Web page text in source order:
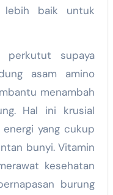
lebih baik untuk
perkutut supaya
asam amino
menambah
Hal ini krusial
yang cukup
bunyi. Vitamin
kesehatan
burung